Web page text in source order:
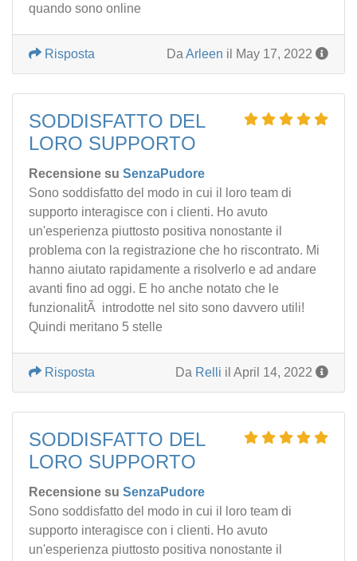
quando sono online
Da Arleen il May 17, 2022
Risposta
SODDISFATTO DEL
LORO SUPPORTO
Recensione su SenzaPudore
Sono soddisfatto del modo in cui il loro team di
supporto interagisce con i clienti. Ho avuto
un'esperienza piuttosto positiva nonostante il
problema con la registrazione che ho riscontrato. Mi
hanno aiutato rapidamente a risolverlo e ad andare
avanti fino ad oggi. E ho anche notato che le
funzionalitÃ introdotte nel sito sono davvero utili!
Quindi meritano 5 stelle
Da Relli il April 14, 2022
Risposta
SODDISFATTO DEL
LORO SUPPORTO
Recensione su SenzaPudore
Sono soddisfatto del modo in cui il loro team di
supporto interagisce con i clienti. Ho avuto
un'esperienza piuttosto positiva nonostante il